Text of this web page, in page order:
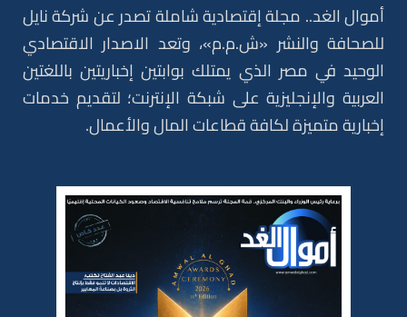
أموال الغد.. مجلة إقتصادية شاملة تصدر عن شركة نايل
للصحافة والنشر «ش.م.م»، وتعد الاصدار الاقتصادي
الوحيد في مصر الذي يمتلك بوابتين إخباريتين باللغتين
العربية والإنجليزية على شبكة الإنترنت؛ لتقديم خدمات
إخبارية متميزة لكافة قطاعات المال والأعمال.